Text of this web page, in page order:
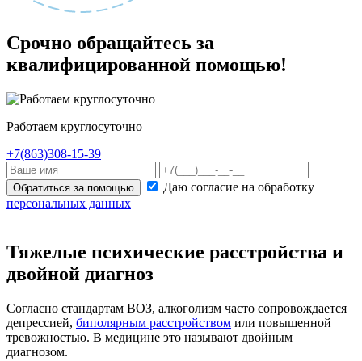
Срочно обращайтесь за
квалифицированной помощью!
Работаем круглосуточно
+7(863)308-15-39
Обратиться за помощью
Даю согласие на обработку
персональных данных
Тяжелые психические расстройства и
двойной диагноз
Согласно стандартам ВОЗ, алкоголизм часто сопровождается
депрессией, биполярным расстройством или повышенной
тревожностью. В медицине это называют двойным
диагнозом.